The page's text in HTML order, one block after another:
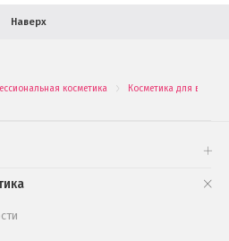
Наверх
косметика . Косметика для волос